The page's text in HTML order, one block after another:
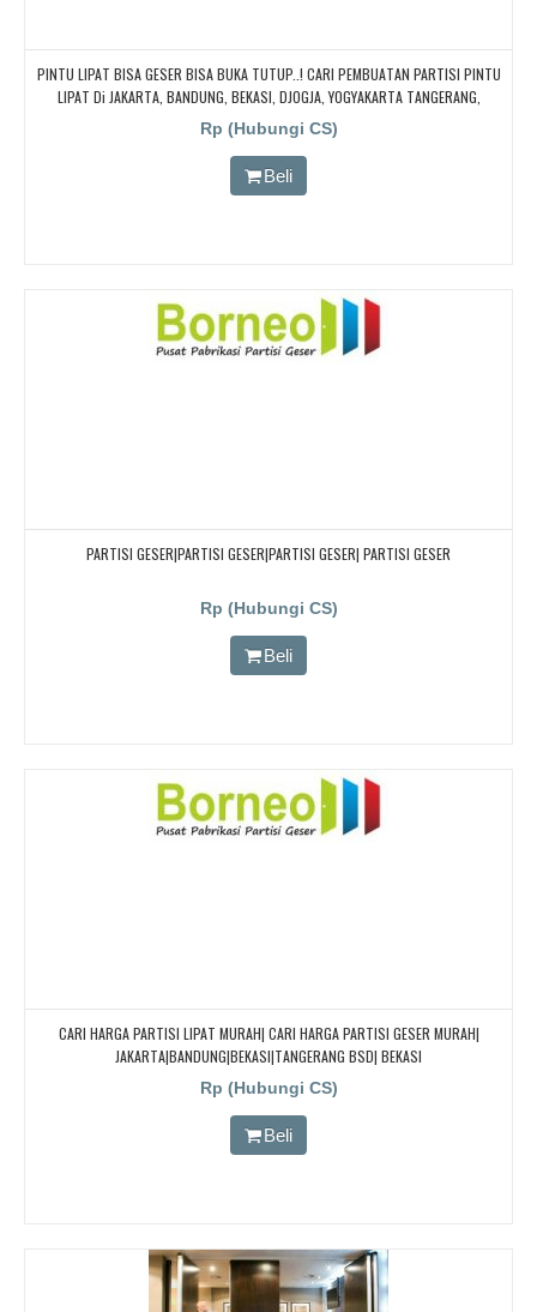
PINTU LIPAT BISA GESER BISA BUKA TUTUP..! CARI PEMBUATAN PARTISI PINTU
LIPAT Di JAKARTA, BANDUNG, BEKASI, DJOGJA, YOGYAKARTA TANGERANG,
BOGOR,. BORNEO PABRIK PARTISI PINTU LIPAT, Pintu Lipat Kedap Suara
Rp (Hubungi CS)
Beli
PARTISI GESER|PARTISI GESER|PARTISI GESER| PARTISI GESER
Rp (Hubungi CS)
Beli
CARI HARGA PARTISI LIPAT MURAH| CARI HARGA PARTISI GESER MURAH|
JAKARTA|BANDUNG|BEKASI|TANGERANG BSD| BEKASI
Rp (Hubungi CS)
Beli